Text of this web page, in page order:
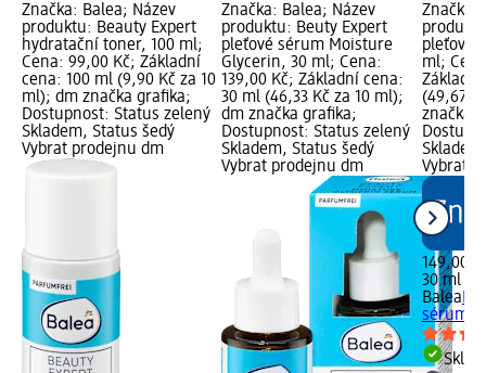
Značka: Balea; Název
produktu: Beauty Expert
hydratační toner, 100 ml;
Cena: 99,00 Kč; Základní
cena: 100 ml (9,90 Kč za 10
ml); dm značka grafika;
Dostupnost: Status zelený
Skladem, Status šedý
Vybrat prodejnu dm
Značka: Balea; Název
produktu: Beuty Expert
pleťové sérum Moisture
Glycerin, 30 ml; Cena:
139,00 Kč; Základní cena:
30 ml (46,33 Kč za 10 ml);
dm značka grafika;
Dostupnost: Status zelený
Skladem, Status šedý
Vybrat prodejnu dm
Značka:
pleťové
ml;
(49,67
značka
Vybrat
149,00
30 ml
Balea
sérum